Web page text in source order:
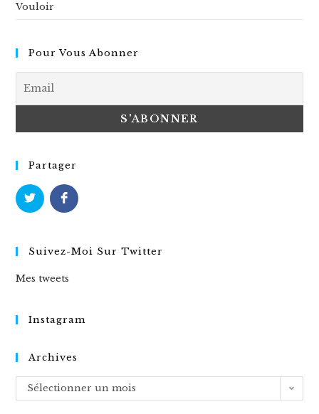
Vouloir
Pour Vous Abonner
Partager
Suivez-Moi Sur Twitter
Mes tweets
Instagram
Archives
Archives
Sélectionner un mois